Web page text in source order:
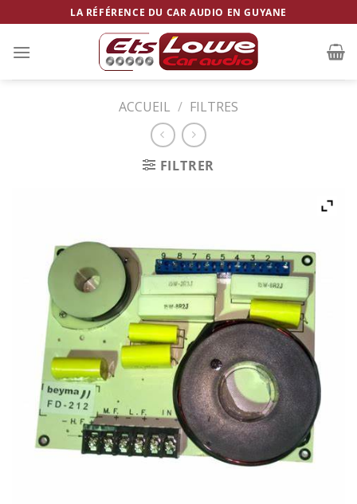
to
content
LA RÉFÉRENCE DU CAR AUDIO EN GUYANE
ACCUEIL / FILTRES
FILTRER